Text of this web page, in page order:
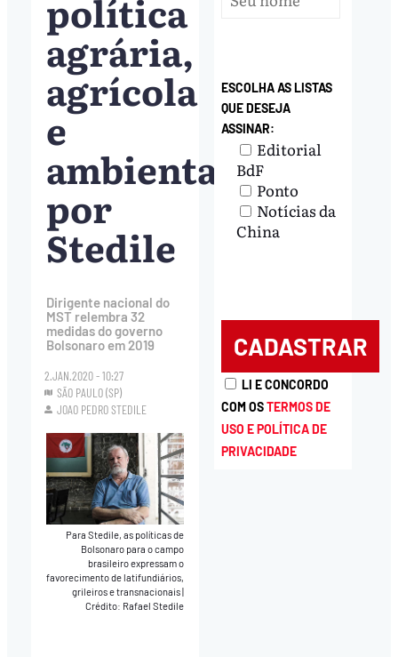
política
agrária,
agrícola
e
ambiental,
por
Stedile
Dirigente nacional do
MST relembra 32
medidas do governo
Bolsonaro em 2019
2.JAN.2020 - 10:27
SÃO PAULO (SP)
JOAO PEDRO STEDILE
Para Stedile, as políticas de
Bolsonaro para o campo
brasileiro expressam o
favorecimento de latifundiários,
grileiros e transnacionais
Crédito: Rafael Stedile
ESCOLHA AS LISTAS
QUE DESEJA
ASSINAR:
Editorial
BdF
Ponto
Notícias da
China
LI E CONCORDO
COM OSTERMOS DE
USO E POLÍTICA DE
PRIVACIDADE